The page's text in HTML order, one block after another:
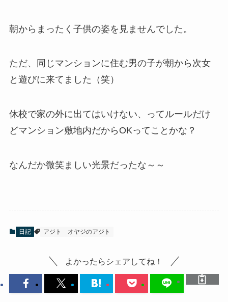
朝からまったく子供の姿を見ませんでした。
ただ、同じマンションに住む男の子が朝から次女
と遊びに来てました（笑）
休校で家の外に出てはいけない、ってルールだけ
どマンション敷地内だからOKってことかな？
なんだか微笑ましい光景だったな～～
日記 アジト オヤジのアジト
よかったらシェアしてね！